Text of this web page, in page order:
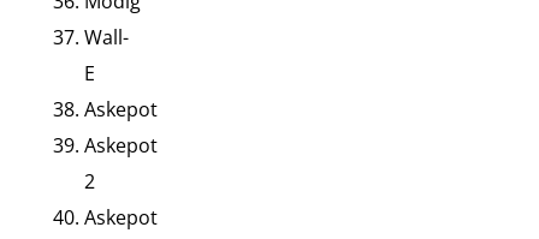
Wall-
E
Askepot
Askepot
2
Askepot